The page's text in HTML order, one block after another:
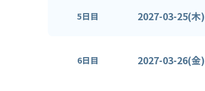
5日目 2027-03-25(木)
6日目 2027-03-26(金)